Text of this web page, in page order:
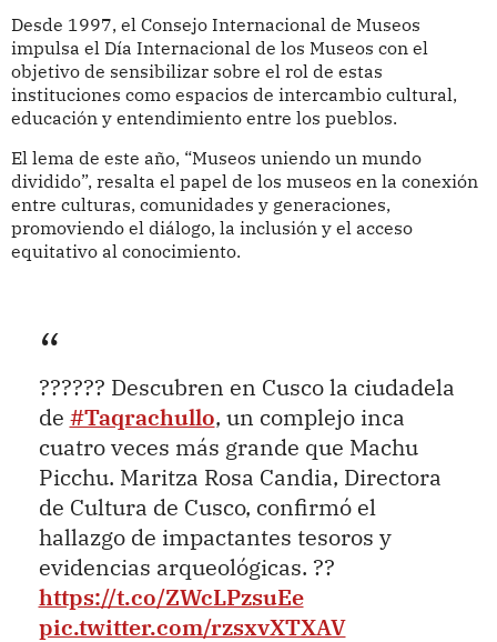
Desde 1997, el Consejo Internacional de Museos
impulsa el Día Internacional de los Museos con el
objetivo de sensibilizar sobre el rol de estas
instituciones como espacios de intercambio cultural,
educación y entendimiento entre los pueblos.
El lema de este año, “Museos uniendo un mundo
dividido”, resalta el papel de los museos en la conexión
entre culturas, comunidades y generaciones,
promoviendo el diálogo, la inclusión y el acceso
equitativo al conocimiento.
?????? Descubren en Cusco la ciudadela
de #Taqrachullo, un complejo inca
cuatro veces más grande que Machu
Picchu. Maritza Rosa Candia, Directora
de Cultura de Cusco, confirmó el
hallazgo de impactantes tesoros y
evidencias arqueológicas. ??
https://t.co/ZWcLPzsuEe
pic.twitter.com/rzsxvXTXAV